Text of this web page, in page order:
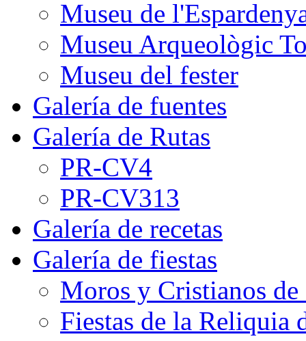
Museu de
Museu Arqueològic
Museu del fester
Galería de fuentes
Galería de Rutas
PR-CV4
PR-CV313
Galería de recetas
Galería de fiestas
Moros y Cristianos de
Fiestas de la Reliquia